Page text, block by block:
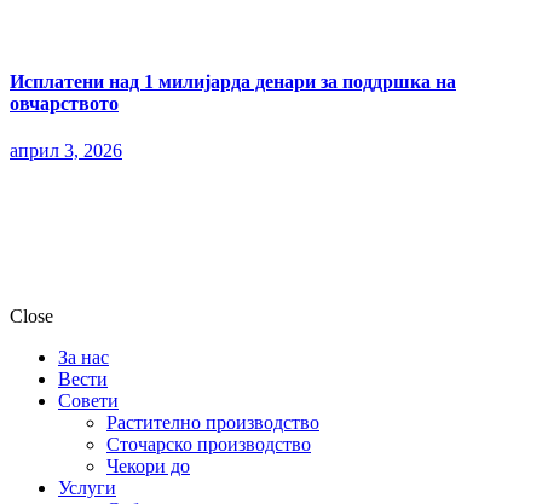
Исплатени над 1 милијарда денари за поддршка на
овчарството
април 3, 2026
Close
За нас
Вести
Совети
Растително производство
Сточарско производство
Чекори до
Услуги